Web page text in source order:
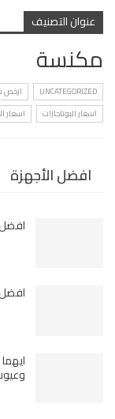
عنوان التصنيف
مكنسة
UNCATEGORIZED ارخص
اسعار البوتاجازات
اسعار
افضل الأجهزة
افضل
افضل 4 انواع الثلاجات 2021 ومميزات وعيوب كل نوع